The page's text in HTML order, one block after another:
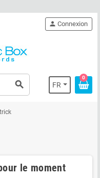
search FR
person Connexion
0
le moment